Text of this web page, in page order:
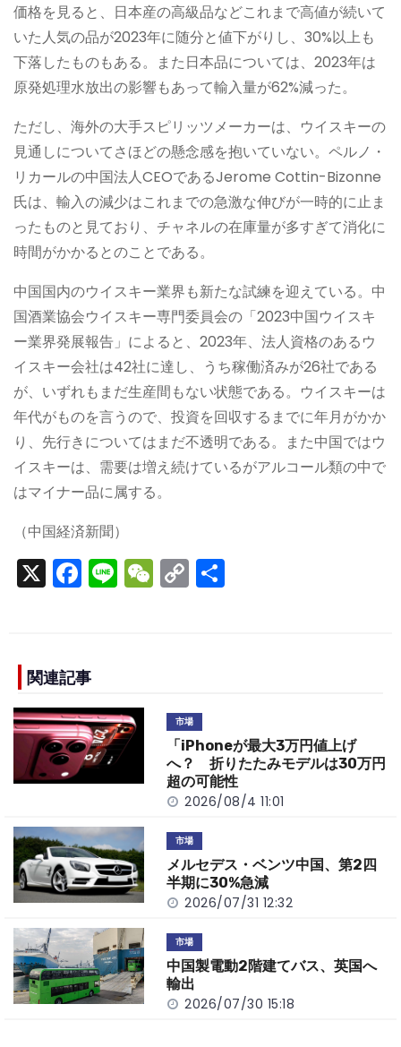
価格を見ると、日本産の高級品などこれまで高値が続いて
いた人気の品が2023年に随分と値下がりし、30%以上も
下落したものもある。また日本品については、2023年は
原発処理水放出の影響もあって輸入量が62%減った。
ただし、海外の大手スピリッツメーカーは、ウイスキーの
見通しについてさほどの懸念感を抱いていない。ペルノ・
リカールの中国法人CEOであるJerome Cottin-Bizonne
氏は、輸入の減少はこれまでの急激な伸びが一時的に止ま
ったものと見ており、チャネルの在庫量が多すぎて消化に
時間がかかるとのことである。
中国国内のウイスキー業界も新たな試練を迎えている。中
国酒業協会ウイスキー専門委員会の「2023中国ウイスキ
ー業界発展報告」によると、2023年、法人資格のあるウ
イスキー会社は42社に達し、うち稼働済みが26社である
が、いずれもまだ生産間もない状態である。ウイスキーは
年代がものを言うので、投資を回収するまでに年月がかか
り、先行きについてはまだ不透明である。また中国ではウ
イスキーは、需要は増え続けているがアルコール類の中で
はマイナー品に属する。
（中国経済新聞）
X F
a
e
b
o
o
k
Li
n
W
e
C
o
n
k
関連記事
市場
「iPhoneが最大3万円値上げ
へ？ 折りたたみモデルは30万円
超の可能性
2026/08/4 11:01
市場
メルセデス・ベンツ中国、第2四
半期に30%急減
2026/07/31 12:32
市場
中国製電動2階建てバス、英国へ
輸出
2026/07/30 15:18